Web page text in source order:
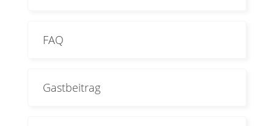
FAQ
Gastbeitrag